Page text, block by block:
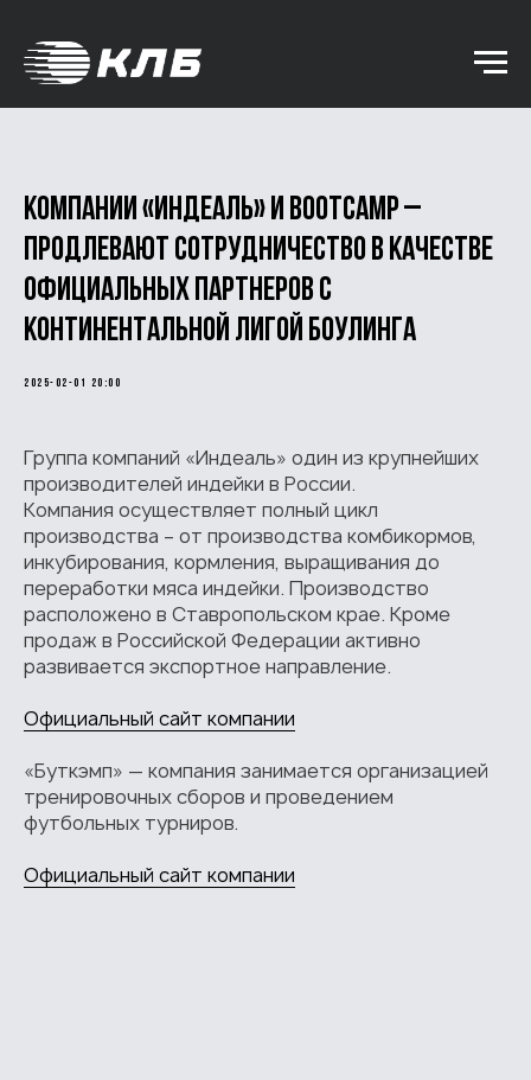
Компании «Индеаль» и BootCamp –
продлевают сотрудничество в качестве
официальных партнеров с
Континентальной Лигой боулинга
2025-02-01 20:00
Группа компаний «Индеаль» один из крупнейших
производителей индейки в России.
Компания осуществляет полный цикл
производства – от производства комбикормов,
инкубирования, кормления, выращивания до
переработки мяса индейки. Производство
расположено в Ставропольском крае. Кроме
продаж в Российской Федерации активно
развивается экспортное направление.
Официальный сайт компании
«Буткэмп» — компания занимается организацией
тренировочных сборов и проведением
футбольных турниров.
Официальный сайт компании